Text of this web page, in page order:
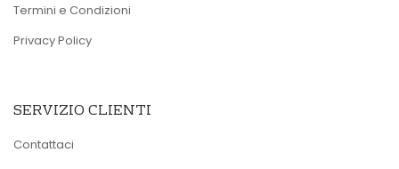
Termini e Condizioni
Privacy Policy
SERVIZIO CLIENTI
Contattaci